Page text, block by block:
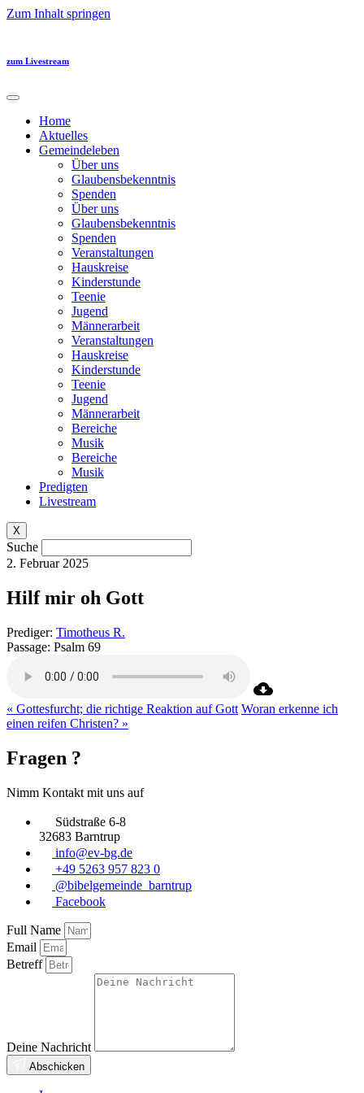
Zum Inhalt springen
zum Livestream
Home
Aktuelles
Gemeindeleben
Über uns
Glaubensbekenntnis
Spenden
Über uns
Glaubensbekenntnis
Spenden
Veranstaltungen
Hauskreise
Kinderstunde
Teenie
Jugend
Männerarbeit
Veranstaltungen
Hauskreise
Kinderstunde
Teenie
Jugend
Männerarbeit
Bereiche
Musik
Bereiche
Musik
Predigten
Livestream
X
Suche
2. Februar 2025
Hilf mir oh Gott
Prediger: Timotheus R.
Passage: Psalm 69
« Gottesfurcht; die richtige Reaktion auf Gott Woran erkenne ich
einen reifen Christen? »
Fragen ?
Nimm Kontakt mit uns auf
Südstraße 6-8
32683 Barntrup
info@ev-bg.de
+49 5263 957 823 0
@bibelgemeinde_barntrup
Facebook
Full Name
Email
Betreff
Deine Nachricht
Abschicken